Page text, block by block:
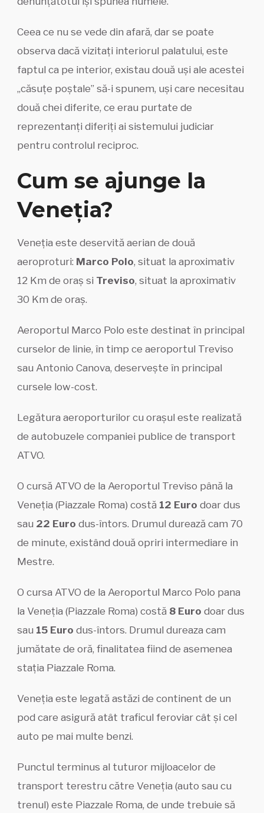
Ceea ce nu se vede din afară, dar se poate
observa dacă vizitați interiorul palatului, este
faptul ca pe interior, existau două uși ale acestei
„căsuțe poștale” să-i spunem, uși care necesitau
două chei diferite, ce erau purtate de
reprezentanți diferiți ai sistemului judiciar
pentru controlul reciproc.
Cum se ajunge la
Veneția?
Veneția este deservită aerian de două
aeroproturi: Marco Polo, situat la aproximativ
12 Km de oraș si Treviso, situat la aproximativ
30 Km de oraș.
Aeroportul Marco Polo este destinat în principal
curselor de linie, în timp ce aeroportul Treviso
sau Antonio Canova, deservește în principal
cursele low-cost.
Legătura aeroporturilor cu orașul este realizată
de autobuzele companiei publice de transport
ATVO.
O cursă ATVO de la Aeroportul Treviso până la
Veneția (Piazzale Roma) costă 12 Euro doar dus
sau 22 Euro dus-întors. Drumul durează cam 70
de minute, existând două opriri intermediare in
Mestre.
O cursa ATVO de la Aeroportul Marco Polo pana
la Veneția (Piazzale Roma) costă 8 Euro doar dus
sau 15 Euro dus-întors. Drumul dureaza cam
jumătate de oră, finalitatea fiind de asemenea
stația Piazzale Roma.
Veneția este legată astăzi de continent de un
pod care asigură atât traficul feroviar cât și cel
auto pe mai multe benzi.
Punctul terminus al tuturor mijloacelor de
transport terestru către Veneția (auto sau cu
trenul) este Piazzale Roma, de unde trebuie să